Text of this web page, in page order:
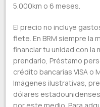
5.000km o 6 meses.
El precio no incluye
flete. En BRM siempre la
financiar tu unidad con la
prendario, Préstamo
crédito bancarias VISA o
Imágenes ilustrativas,
dólares